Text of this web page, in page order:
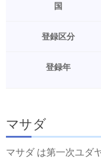
国
登録区分
登録年
マサダ
マサダ は第一次ユダ